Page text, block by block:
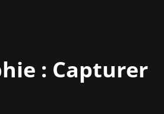
: Capturer